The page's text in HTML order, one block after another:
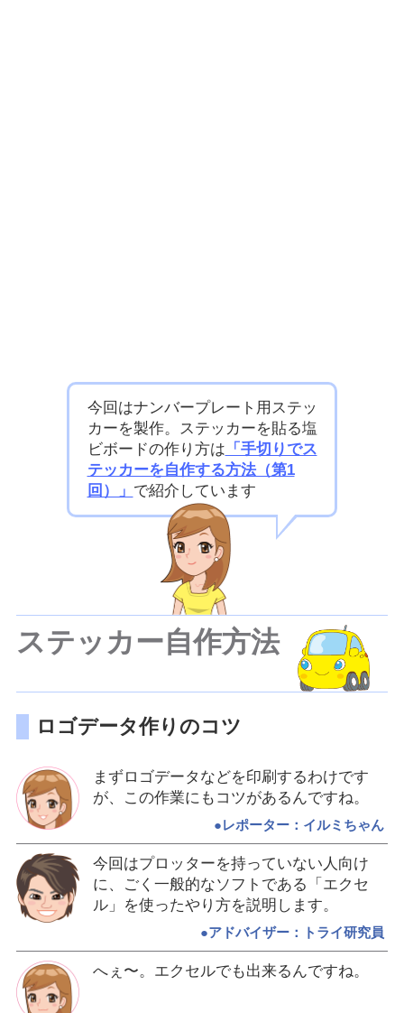
今回はナンバープレート用ステッ
カーを製作。ステッカーを貼る塩
ビボードの作り方は 「手切りでス
テッカーを自作する方法（第1
回）」 で紹介しています
ステッカー自作方法
ロゴデータ作りのコツ
まずロゴデータなどを印刷するわけです
が、この作業にもコツがあるんですね。
●レポーター：イルミちゃん
今回はプロッターを持っていない人向け
に、ごく一般的なソフトである「エクセ
ル」を使ったやり方を説明します。
●アドバイザー：トライ研究員
へぇ〜。エクセルでも出来るんですね。